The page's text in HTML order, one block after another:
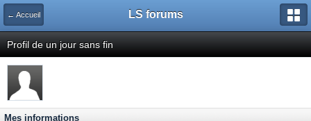
← Accueil LS forums
Profil de un jour sans fin
Mes informations